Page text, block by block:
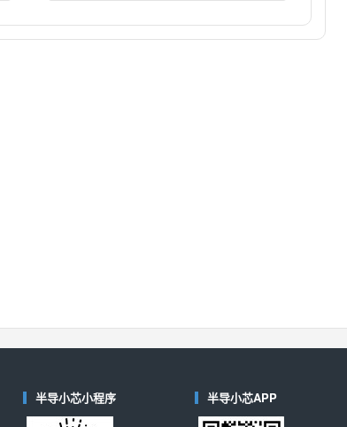
CD74HCT4D74HDCT40 (德州仪器-TI)
对比
半导小芯小程序 半导小芯APP